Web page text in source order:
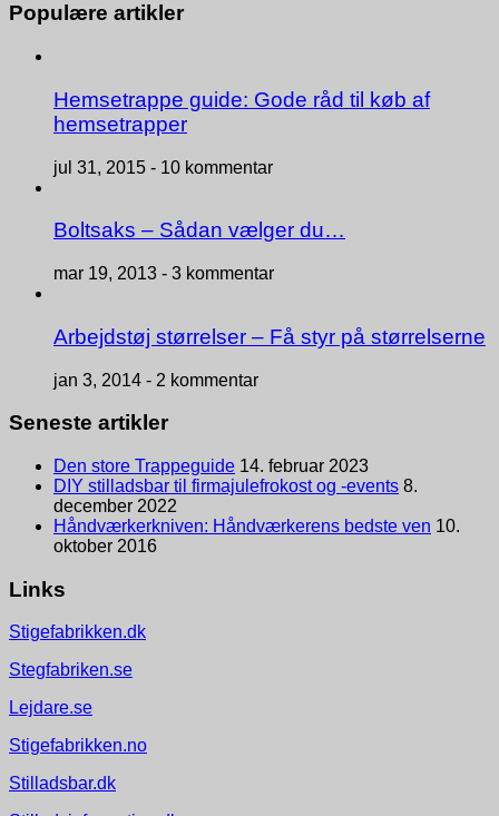
Populære artikler
Hemsetrappe guide: Gode råd til køb af
hemsetrapper
jul 31, 2015 - 10 kommentar
Boltsaks – Sådan vælger du…
mar 19, 2013 - 3 kommentar
Arbejdstøj størrelser – Få styr på størrelserne
jan 3, 2014 - 2 kommentar
Seneste artikler
Den store Trappeguide 14. februar 2023
DIY stilladsbar til firmajulefrokost og -events 8.
december 2022
Håndværkerkniven: Håndværkerens bedste ven 10.
oktober 2016
Links
Stigefabrikken.dk
Stegfabriken.se
Lejdare.se
Stigefabrikken.no
Stilladsbar.dk